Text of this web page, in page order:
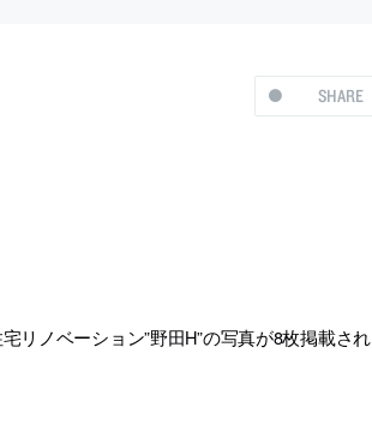
SHARE
リノベーション”野田H”の写真が8枚掲載され